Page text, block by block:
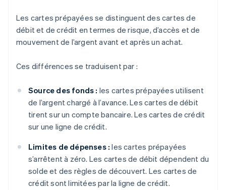
Les cartes prépayées se distinguent des cartes de
débit et de crédit en termes de risque, d’accès et de
mouvement de l’argent avant et après un achat.
Ces différences se traduisent par :
Source des fonds : les cartes prépayées utilisent
de l’argent chargé à l’avance. Les cartes de débit
tirent sur un compte bancaire. Les cartes de crédit
sur une ligne de crédit.
Limites de dépenses : les cartes prépayées
s’arrêtent à zéro. Les cartes de débit dépendent du
solde et des règles de découvert. Les cartes de
crédit sont limitées par la ligne de crédit.